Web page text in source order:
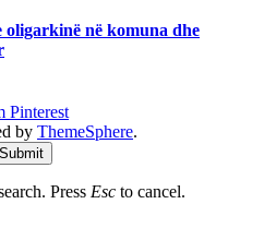
në komuna dhe
Pinterest
by ThemeSphere.
Submit
Press Esc to cancel.